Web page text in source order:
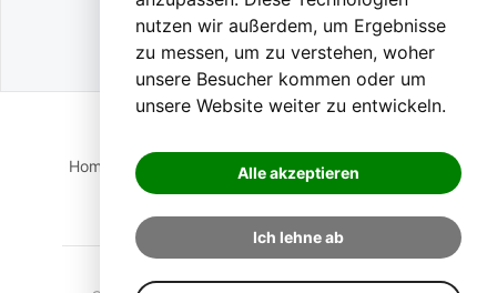
nutzen wir außerdem, um Ergebnisse
zu messen, um zu verstehen, woher
unsere Besucher kommen oder um
unsere Website weiter zu entwickeln.
Alle akzeptieren
Ich lehne ab
Auf BLO24.at werben?
+43 (0)664 2226600
Home Suche Login Impressum
Datenschutz